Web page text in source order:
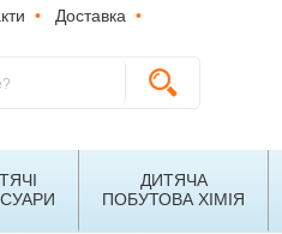
• Доставка •
ДИТЯЧА
ПОБУТОВА ХІМІЯ